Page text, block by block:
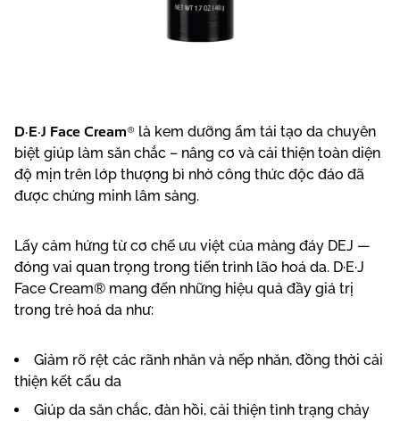
D·E·J Face Cream® là kem dưỡng ẩm tái tạo da chuyên
biệt giúp làm săn chắc – nâng cơ và cải thiện toàn diện
độ mịn trên lớp thượng bì nhờ công thức độc đáo đã
được chứng minh lâm sàng.
Lấy cảm hứng từ cơ chế ưu việt của màng đáy DEJ —
đóng vai quan trọng trong tiến trình lão hoá da. D·E·J
Face Cream® mang đến những hiệu quả đầy giá trị
trong trẻ hoá da như:
Giảm rõ rệt các rãnh nhăn và nếp nhăn, đồng thời cải
thiện kết cấu da
Giúp da săn chắc, đàn hồi, cải thiện tình trạng chảy